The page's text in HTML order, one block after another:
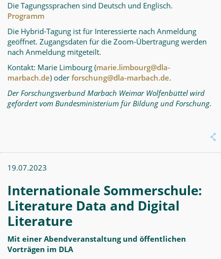
Die Tagungssprachen sind Deutsch und Englisch.
Programm
Die Hybrid-Tagung ist für Interessierte nach Anmeldung
geöffnet. Zugangsdaten für die Zoom-Übertragung werden
nach Anmeldung mitgeteilt.
Kontakt: Marie Limbourg (marie.limbourg@dla-
marbach.de) oder forschung@dla-marbach.de.
Der Forschungsverbund Marbach Weimar Wolfenbüttel wird
gefördert vom Bundesministerium für Bildung und Forschung.
19.07.2023
Internationale Sommerschule:
Literature Data and Digital
Literature
Mit einer Abendveranstaltung und öffentlichen
Vorträgen im DLA